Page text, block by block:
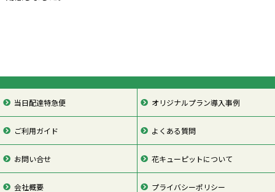
当日配達特急便 オリジナルプラン導入事例
ご利用ガイド よくある質問
お問い合せ 花キューピットについて
会社概要 プライバシーポリシー